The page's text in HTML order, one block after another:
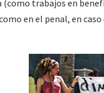
trabajos en
en el penal, en